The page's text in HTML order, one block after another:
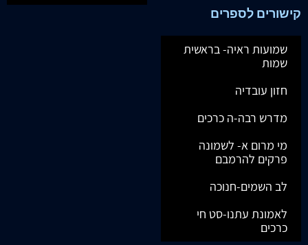
קישורים לספרים
שמועות ראיה- בראשית
שמות
חזון עובדיה
מדרש רבה-ה כרכים
מי מרום א- לשמונה
פרקים להרמבם
לב השמים-חנוכה
לאמונת עתנו-סט חי
כרכים